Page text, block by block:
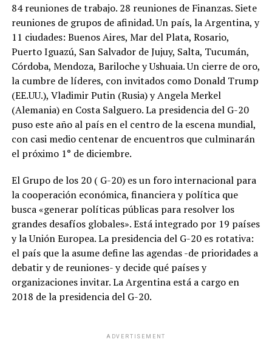
84 reuniones de trabajo. 28 reuniones de Finanzas. Siete
reuniones de grupos de afinidad. Un país, la Argentina, y
11 ciudades: Buenos Aires, Mar del Plata, Rosario,
Puerto Iguazú, San Salvador de Jujuy, Salta, Tucumán,
Córdoba, Mendoza, Bariloche y Ushuaia. Un cierre de oro,
la cumbre de líderes, con invitados como Donald Trump
(EE.UU.), Vladimir Putin (Rusia) y Angela Merkel
(Alemania) en Costa Salguero. La presidencia del G-20
puso este año al país en el centro de la escena mundial,
con casi medio centenar de encuentros que culminarán
el próximo 1° de diciembre.
El Grupo de los 20 ( G-20) es un foro internacional para
la cooperación económica, financiera y política que
busca «generar políticas públicas para resolver los
grandes desafíos globales». Está integrado por 19 países
y la Unión Europea. La presidencia del G-20 es rotativa:
el país que la asume define las agendas -de prioridades a
debatir y de reuniones- y decide qué países y
organizaciones invitar. La Argentina está a cargo en
2018 de la presidencia del G-20.
ADVERTISEMENT